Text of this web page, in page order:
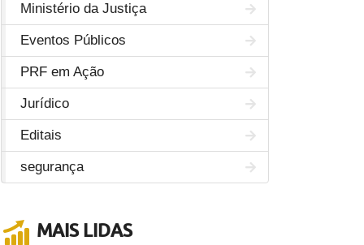
Ministério da Justiça
Eventos Públicos
PRF em Ação
Jurídico
Editais
segurança
MAIS LIDAS